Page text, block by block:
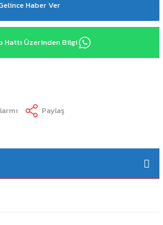
Haber Ver
Hattı Üzerinden Bilgi
Paylaş